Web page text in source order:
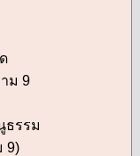
ม 9
ธรรม
9)